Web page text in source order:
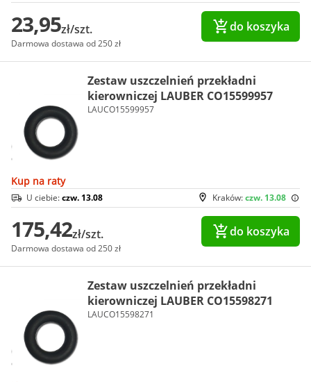
23,95zł/szt.
Darmowa dostawa od 250 zł
do koszyka
Zestaw uszczelnień przekładni
kierowniczej LAUBER CO15599957
LAUCO15599957
Kup na raty
Kraków:czw. 13.08
U ciebie:czw. 13.08
175,42zł/szt.
Darmowa dostawa od 250 zł
do koszyka
Zestaw uszczelnień przekładni
kierowniczej LAUBER CO15598271
LAUCO15598271